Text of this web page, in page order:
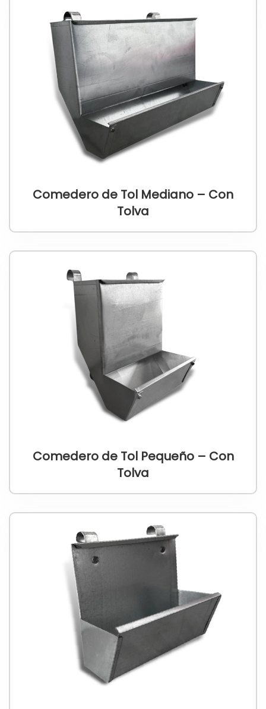
Comedero de Tol Mediano – Con
Tolva
Comedero de Tol Pequeño – Con
Tolva